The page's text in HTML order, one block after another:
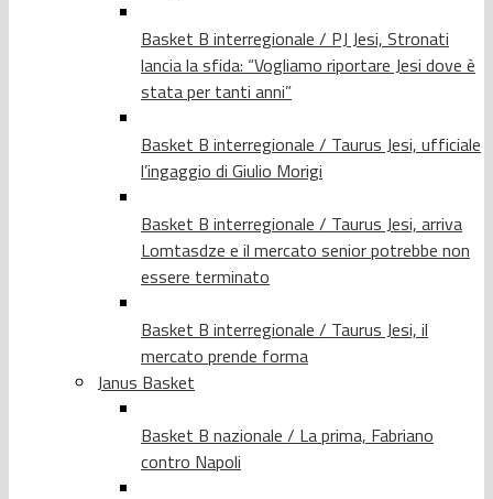
Basket B interregionale / PJ Jesi, Stronati
lancia la sfida: “Vogliamo riportare Jesi dove è
stata per tanti anni”
Basket B interregionale / Taurus Jesi, ufficiale
l’ingaggio di Giulio Morigi
Basket B interregionale / Taurus Jesi, arriva
Lomtasdze e il mercato senior potrebbe non
essere terminato
Basket B interregionale / Taurus Jesi, il
mercato prende forma
Janus Basket
Basket B nazionale / La prima, Fabriano
contro Napoli